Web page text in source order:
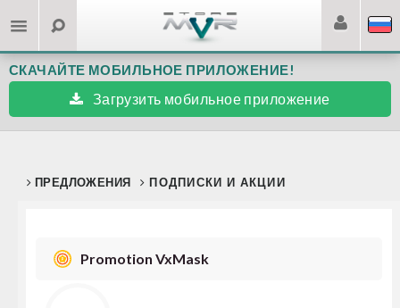
СКАЧАЙТЕ МОБИЛЬНОЕ ПРИЛОЖЕНИЕ!
Загрузить мобильное приложение
ПРЕДЛОЖЕНИЯ ПОДПИСКИ И АКЦИИ
Promotion VxMask